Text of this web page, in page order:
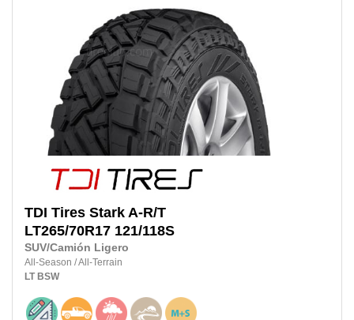
TDI Tires Stark A-R/T
LT265/70R17 121/118S
SUV/Camión Ligero
All-Season /All-Terrain
LT BSW